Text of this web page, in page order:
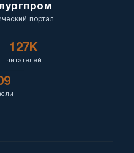
портал
127K
читателей